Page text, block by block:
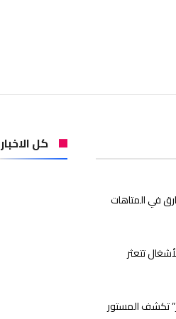
في المتاهات
مسكن: الأشغال تتعثر
تكشف المستور
كل الاخبار